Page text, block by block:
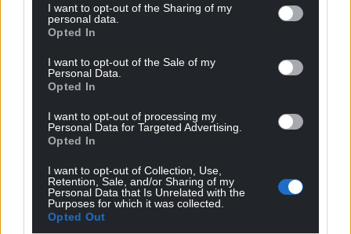
I want to opt-out of the Sharing of my
personal data.
Opted In
I want to opt-out of the Sale of my
Personal Data.
Opted In
I want to opt-out of processing my
Personal Data for Targeted Advertising.
Opted In
I want to opt-out of Collection, Use,
Retention, Sale, and/or Sharing of my
Personal Data that Is Unrelated with the
Purposes for which it was collected.
Opted Out
I’r Cymry fodd bynnag, mae’r bwlch rhwng yr hyn
rydym ni’n credu ei fod yn wir am ein cymunedau
denial , yn yr ystyr seicolegol.
Heb gydnabod realiti pethau, a heb wneud hynny
yn gyhoeddus a’i drafod, annhebyg iawn yr enillir
unrhyw ‘frwydr dros yr iaith’ yn y bröydd dan sylw.
Er lles pawb yn y cymunedau hyn, er mwyn parhad
yr iaith, er mwyn economiau lleol bwyiog,
gwleidyddiaeth leol iach a llawer mwy, rhaid deall
natur y gymuned fel ag y mae.